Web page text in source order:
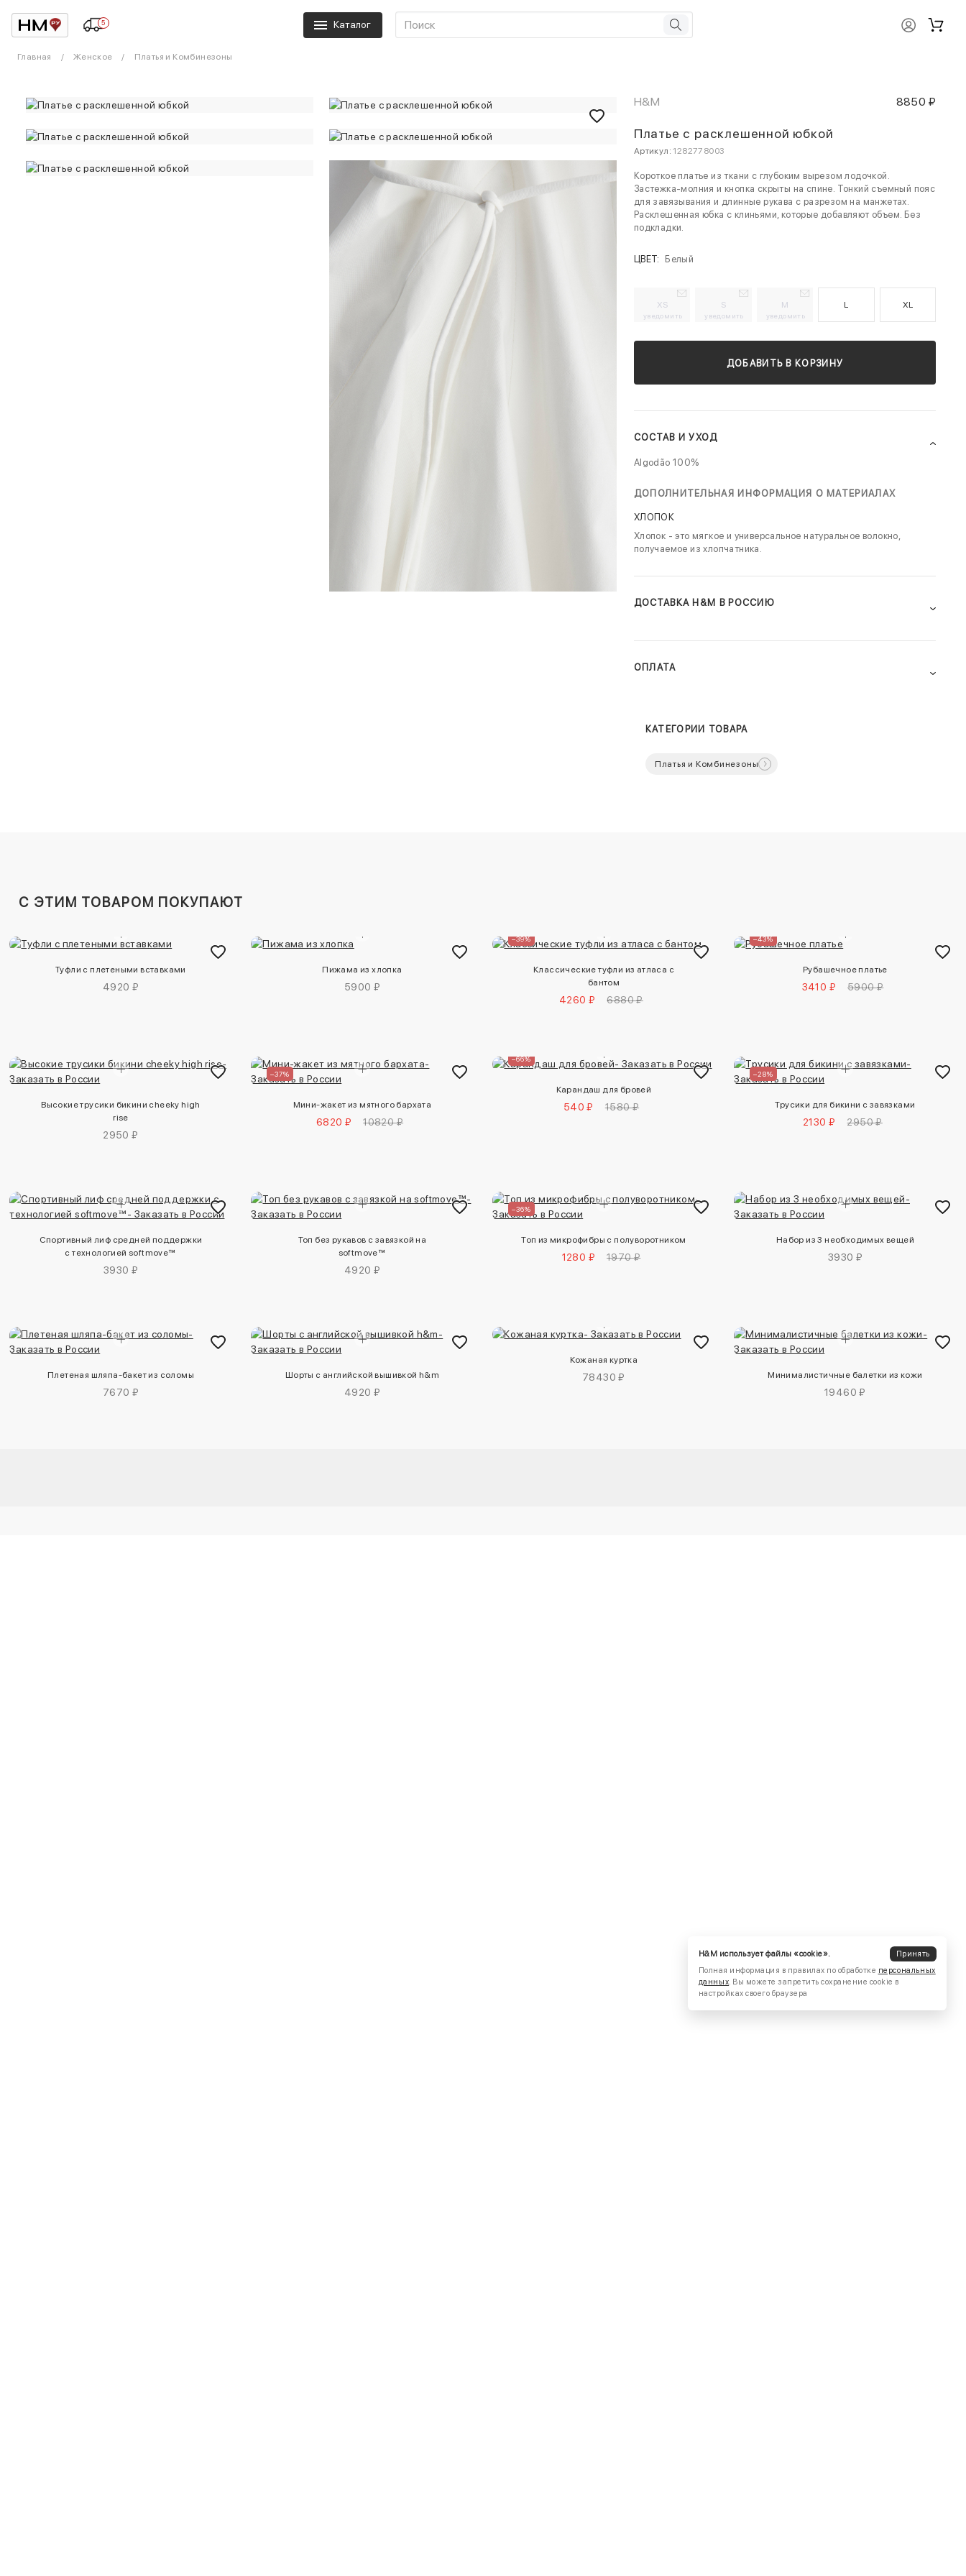
5 Каталог
Главная Женское Платья и Комбинезоны
H&M 8850 ₽
Платье с расклешенной юбкой
Артикул: 1282778003
Короткое платье из ткани с глубоким вырезом лодочкой.
Застежка-молния и кнопка скрыты на спине. Тонкий съемный пояс
для завязывания и длинные рукава с разрезом на манжетах.
Расклешенная юбка с клиньями, которые добавляют объем. Без
подкладки.
ЦВЕТ: Белый
XS
уведомить
S
уведомить
M
уведомить
L XL
ДОБАВИТЬ В КОРЗИНУ
СОСТАВ И УХОД
Algodão 100%
ДОПОЛНИТЕЛЬНАЯ ИНФОРМАЦИЯ О МАТЕРИАЛАХ
ХЛОПОК
Хлопок - это мягкое и универсальное натуральное волокно,
получаемое из хлопчатника.
ДОСТАВКА H&M В РОССИЮ
ОПЛАТА
КАТЕГОРИИ ТОВАРА
Платья и Комбинезоны
C ЭТИМ ТОВАРОМ ПОКУПАЮТ
Туфли с плетеными вставками
4920 ₽
Пижама из хлопка
5900 ₽
–39%
Классические туфли из атласа с
бантом
4260 ₽ 6880 ₽
–43%
Рубашечное платье
3410 ₽ 5900 ₽
Высокие трусики бикини cheeky high
rise
2950 ₽
–37%
Мини-жакет из мятного бархата
6820 ₽ 10820 ₽
–66%
Карандаш для бровей
540 ₽ 1580 ₽
–28%
Трусики для бикини с завязками
2130 ₽ 2950 ₽
Спортивный лиф средней поддержки
с технологией softmove™
3930 ₽
Топ без рукавов с завязкой на
softmove™
4920 ₽
–36%
Топ из микрофибры с полуворотником
1280 ₽ 1970 ₽
Набор из 3 необходимых вещей
3930 ₽
Плетеная шляпа-бакет из соломы
7670 ₽
Шорты с английской вышивкой h&m
4920 ₽
Кожаная куртка
78430 ₽ Минималистичные балетки из кожи
19460 ₽
H&M использует файлы «cookie».
Принять
Полная информация в правилах по обработке персональных
данных. Вы можете запретить сохранение cookie в
настройках своего браузера